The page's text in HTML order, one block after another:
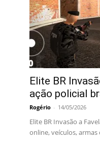
Elite BR
ação policial
Rogério - 14/05/2026
Elite BR Invasão a
online, veículos,